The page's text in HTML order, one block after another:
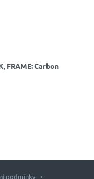
FRAME: Carbon
podmínky